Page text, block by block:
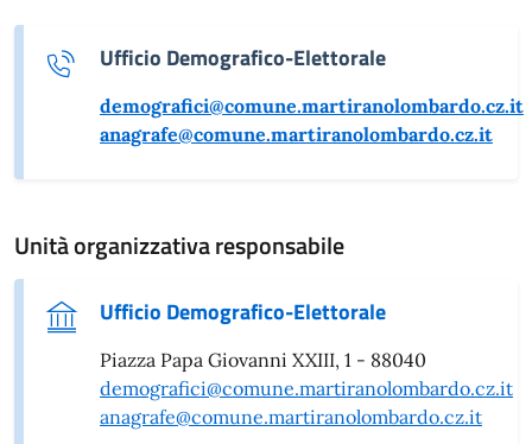
Ufficio Demografico-Elettorale
demografici@comune.martiranolombardo.cz.it
anagrafe@comune.martiranolombardo.cz.it
Unità organizzativa responsabile
Ufficio Demografico-Elettorale
Piazza Papa Giovanni XXIII, 1 - 88040
demografici@comune.martiranolombardo.cz.it
anagrafe@comune.martiranolombardo.cz.it